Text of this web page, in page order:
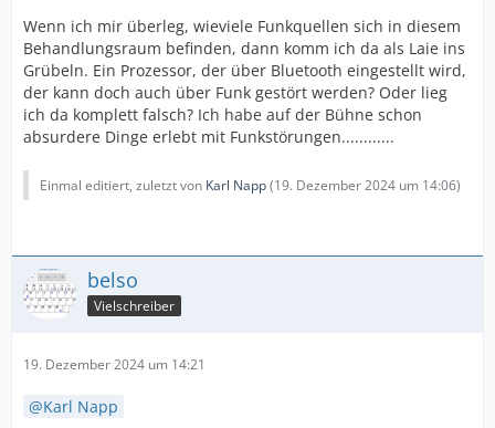
Wenn ich mir überleg, wieviele Funkquellen sich in diesem
Behandlungsraum befinden, dann komm ich da als Laie ins
Grübeln. Ein Prozessor, der über Bluetooth eingestellt wird,
der kann doch auch über Funk gestört werden? Oder lieg
ich da komplett falsch? Ich habe auf der Bühne schon
absurdere Dinge erlebt mit Funkstörungen............
Einmal editiert, zuletzt von Karl Napp(19. Dezember 2024 um 14:06)
belso
Vielschreiber
19. Dezember 2024 um 14:21
Karl Napp